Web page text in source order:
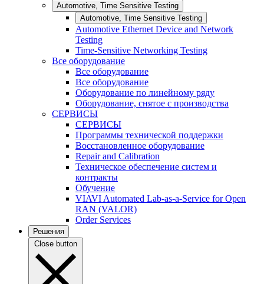
Automotive, Time Sensitive Testing
Automotive, Time Sensitive Testing
Automotive Ethernet Device and Network
Testing
Time-Sensitive Networking Testing
Все оборудование
Все оборудование
Все оборудование
Оборудование по линейному ряду
Оборудование, снятое с производства
СЕРВИСЫ
СЕРВИСЫ
Программы технической поддержки
Восстановленное оборудование
Repair and Calibration
Техническое обеспечение систем и
контракты
Обучение
VIAVI Automated Lab-as-a-Service for Open
RAN (VALOR)
Order Services
Решения
Close button